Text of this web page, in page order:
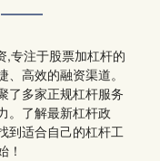
,专注于股票加杠杆的
高效的融资渠道。
了多家正规杠杆服务
。了解最新杠杆政
到适合自己的杠杆工
！